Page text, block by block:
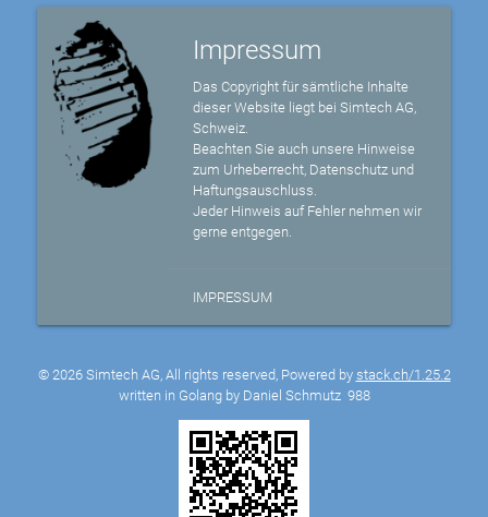
Impressum
Das Copyright für sämtliche Inhalte
dieser Website liegt bei Simtech AG,
Schweiz.
Beachten Sie auch unsere Hinweise
zum Urheberrecht, Datenschutz und
Haftungsauschluss.
Jeder Hinweis auf Fehler nehmen wir
gerne entgegen.
IMPRESSUM
© 2026 Simtech AG, All rights reserved, Powered by stack.ch/1.25.2
written in Golang by Daniel Schmutz 988